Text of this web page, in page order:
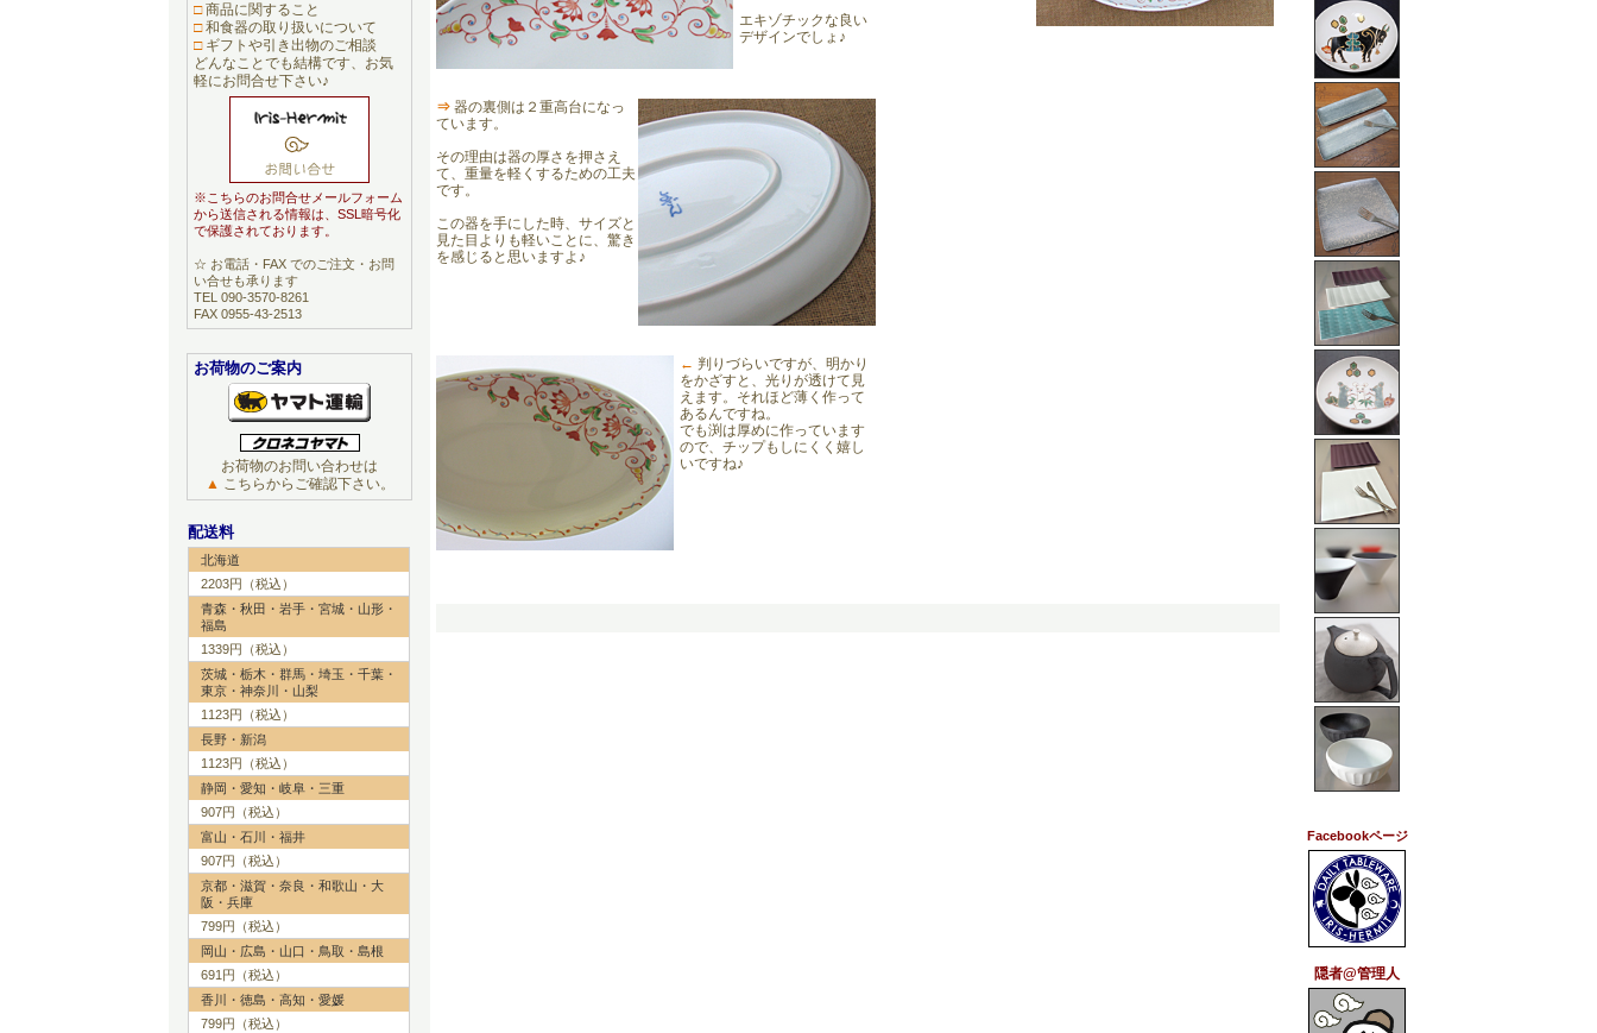
エキゾチックな良い
デザインでしょ♪
⇒ 器の裏側は２重高台になっ
ています。
その理由は器の厚さを押さえ
て、重量を軽くするための工夫
です。
この器を手にした時、サイズと
見た目よりも軽いことに、驚き
を感じると思いますよ♪
← 判りづらいですが、明かり
をかざすと、光りが透けて見
えます。それほど薄く作って
あるんですね。
でも渕は厚めに作っています
ので、チップもしにくく嬉し
いですね♪
Facebookページ
隠者@管理人
□商品に関すること
□和食器の取り扱いについて
□ギフトや引き出物のご相談
どんなことでも結構です、お気
軽にお問合せ下さい♪
※こちらのお問合せメールフォーム
から送信される情報は、SSL暗号化
で保護されております。
☆ お電話・FAX でのご注文・お問
い合せも承ります
TEL 090-3570-8261
FAX 0955-43-2513
お荷物のご案内
お荷物のお問い合わせは
▲ こちらからご確認下さい。
配送料
北海道
2203円（税込）
青森・秋田・岩手・宮城・山形・
福島
1339円（税込）
茨城・栃木・群馬・埼玉・千葉・
東京・神奈川・山梨
1123円（税込）
長野・新潟
1123円（税込）
静岡・愛知・岐阜・三重
907円（税込）
富山・石川・福井
907円（税込）
京都・滋賀・奈良・和歌山・大
阪・兵庫
799円（税込）
岡山・広島・山口・鳥取・島根
691円（税込）
香川・徳島・高知・愛媛
799円（税込）